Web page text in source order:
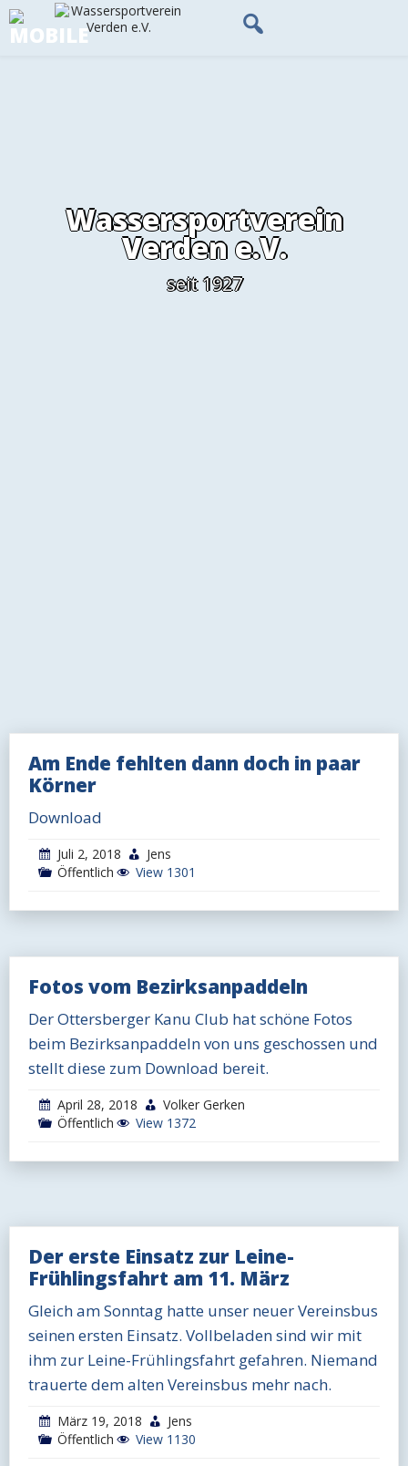
Skip
to
content
Wassersportverein
Verden e.V.
seit 1927
Am Ende fehlten dann doch in paar
Körner
Download
Juli 2, 2018
Jens
Öffentlich
View 1301
Fotos vom Bezirksanpaddeln
Der Ottersberger Kanu Club hat schöne Fotos
beim Bezirksanpaddeln von uns geschossen und
stellt diese zum Download bereit.
April 28, 2018
Volker Gerken
Öffentlich
View 1372
Der erste Einsatz zur Leine-
Frühlingsfahrt am 11. März
Gleich am Sonntag hatte unser neuer Vereinsbus
seinen ersten Einsatz. Vollbeladen sind wir mit
ihm zur Leine-Frühlingsfahrt gefahren. Niemand
trauerte dem alten Vereinsbus mehr nach.
März 19, 2018
Jens
Öffentlich
View 1130